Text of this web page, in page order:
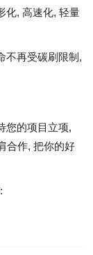
化, 高速化, 轻量
不再受碳刷限制,
您的项目立项,
合作, 把你的好